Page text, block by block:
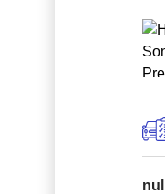
null